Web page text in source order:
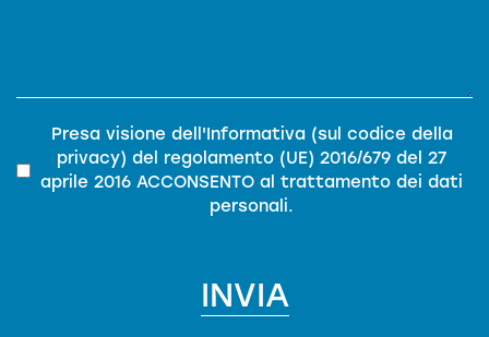
Privacy*
Presa visione dell' Informativa (sul codice della
privacy) del regolamento (UE) 2016/679 del 27
aprile 2016 ACCONSENTO al trattamento dei dati
personali.
INVIA